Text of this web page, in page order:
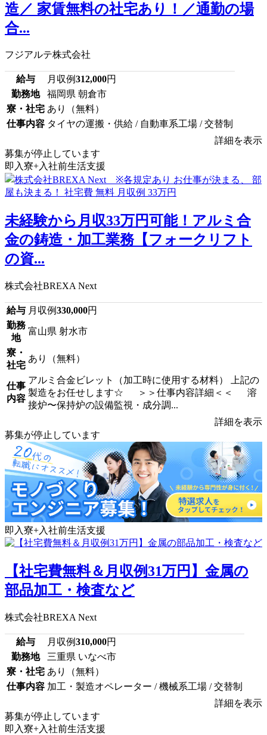
造／ 家賃無料の社宅あり！／通勤の場
合...
フジアルテ株式会社
給与 月収例312,000円
勤務地
福岡県 朝倉市
寮・社宅 あり（無料）
仕事内容 タイヤの運搬・供給 / 自動車系工場 / 交替制
詳細を表示
募集が停止しています
即入寮+入社前生活支援
未経験から月収33万円可能！アルミ合
金の鋳造・加工業務【フォークリフト
の資...
株式会社BREXA Next
給与 月収例330,000円
勤務
地
富山県 射水市
寮・
社宅
あり（無料）
仕事
内容
アルミ合金ビレット（加工時に使用する材料） 上記の
製造をお任せします☆ ＞＞仕事内容詳細＜＜ 溶
接炉〜保持炉の設備監視・成分調...
詳細を表示
募集が停止しています
即入寮+入社前生活支援
【社宅費無料＆月収例31万円】金属の
部品加工・検査など
株式会社BREXA Next
給与 月収例310,000円
勤務地
三重県 いなべ市
寮・社宅 あり（無料）
仕事内容 加工・製造オペレーター / 機械系工場 / 交替制
詳細を表示
募集が停止しています
即入寮+入社前生活支援